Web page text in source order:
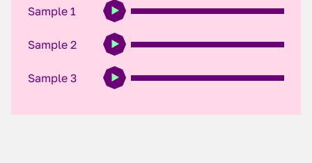
Sample 1
Sample 2
Sample 3